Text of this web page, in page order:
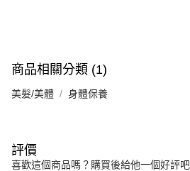
商品相關分類 (1)
美髮/美體 身體保養
評價
喜歡這個商品嗎？購買後給他一個好評吧